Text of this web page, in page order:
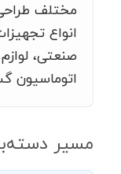
مختلف
انواع
صنعتی،
اتوماسیون
مسیر